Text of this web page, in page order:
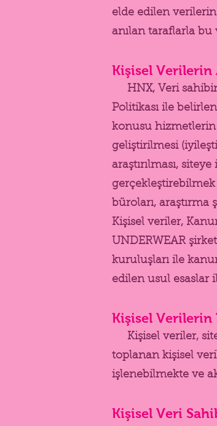
elde edilen
anılan taraflarla
Kişisel Verilerin
HNX, Veri
Politikası ile
konusu hizmetlerin
geliştirilmesi
araştırılması,
gerçekleştirebilmek
büroları,
Kişisel veriler,
UNDERWEAR
kuruluşları ile
edilen usul esaslar
Kişisel Verilerin
Kişisel veriler,
toplanan kişisel
işlenebilmekte ve
Kişisel Veri